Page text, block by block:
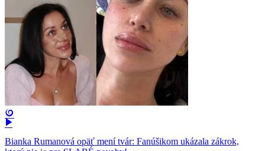
Bianka Rumanová opäť mení tvár: Fanúšikom ukázala zákrok,